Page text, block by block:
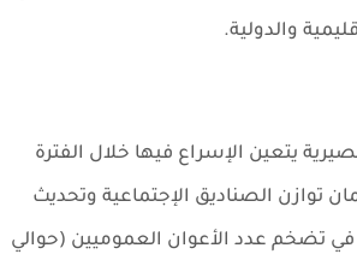
والدولية.
يتعين الإسراع فيها خلال الفترة
توازن الصناديق الإجتماعية وتحديث
في تضخم عدد الأعوان العموميين (حوالي